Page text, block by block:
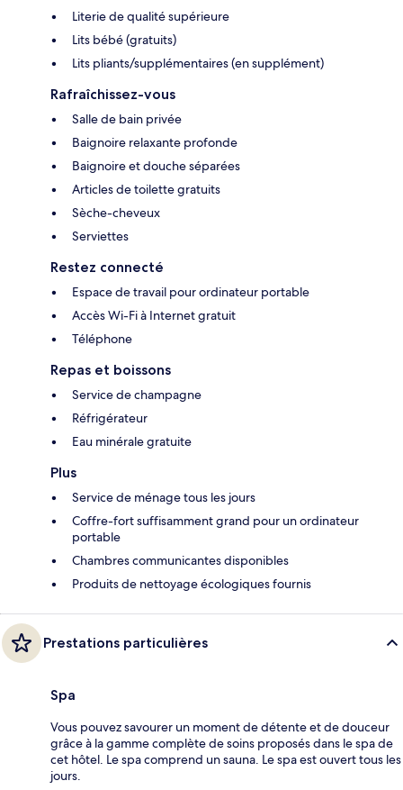
Literie de qualité supérieure
Lits bébé (gratuits)
Lits pliants/supplémentaires (en supplément)
Rafraîchissez-vous
Salle de bain privée
Baignoire relaxante profonde
Baignoire et douche séparées
Articles de toilette gratuits
Sèche-cheveux
Serviettes
Restez connecté
Espace de travail pour ordinateur portable
Accès Wi-Fi à Internet gratuit
Téléphone
Repas et boissons
Service de champagne
Réfrigérateur
Eau minérale gratuite
Plus
Service de ménage tous les jours
Coffre-fort suffisamment grand pour un ordinateur
portable
Chambres communicantes disponibles
Produits de nettoyage écologiques fournis
Prestations particulières
Spa
Vous pouvez savourer un moment de détente et de douceur
grâce à la gamme complète de soins proposés dans le spa de
cet hôtel. Le spa comprend un sauna. Le spa est ouvert tous les
jours.